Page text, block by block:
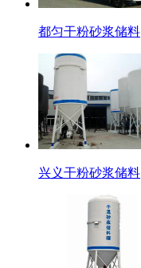
都匀干粉砂浆储料
兴义干粉砂浆储料